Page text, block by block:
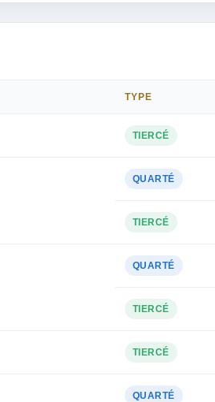
TYPE
TIERCÉ
QUARTÉ
TIERCÉ
QUARTÉ
TIERCÉ
TIERCÉ
QUARTÉ